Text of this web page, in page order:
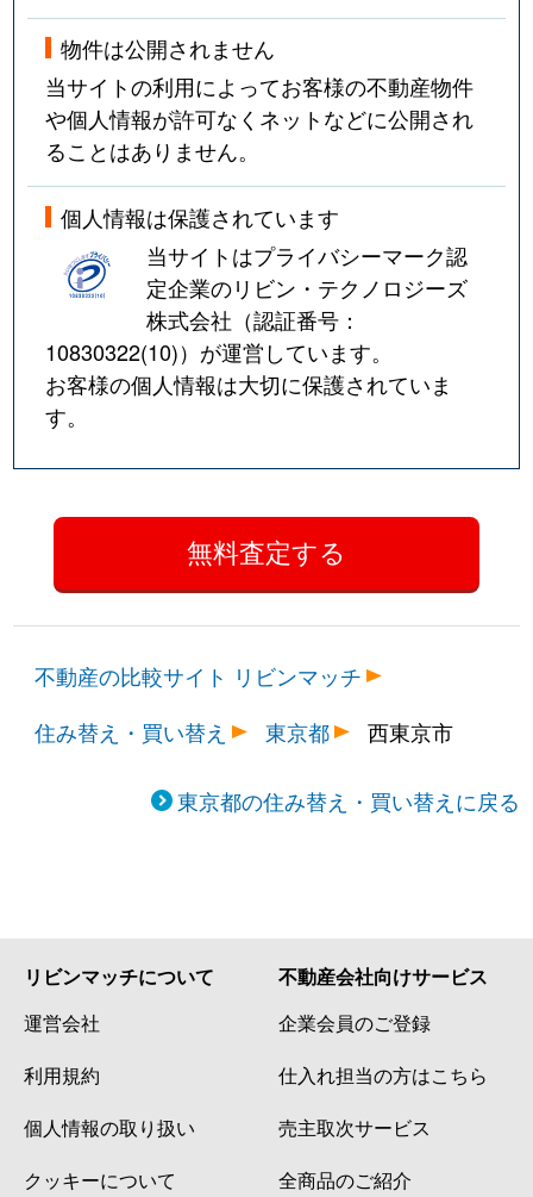
物件は公開されません
当サイトの利用によってお客様の不動産物件
や個人情報が許可なくネットなどに公開され
ることはありません。
個人情報は保護されています
当サイトはプライバシーマーク認
定企業のリビン・テクノロジーズ
株式会社（認証番号：
10830322(10)）が運営しています。
お客様の個人情報は大切に保護されていま
す。
不動産の比較サイト リビンマッチ
住み替え・買い替え
東京都 西東京市
東京都の住み替え・買い替えに戻る
リビンマッチについて
運営会社
利用規約
個人情報の取り扱い
クッキーについて
不動産会社向けサービス
企業会員のご登録
仕入れ担当の方はこちら
売主取次サービス
全商品のご紹介